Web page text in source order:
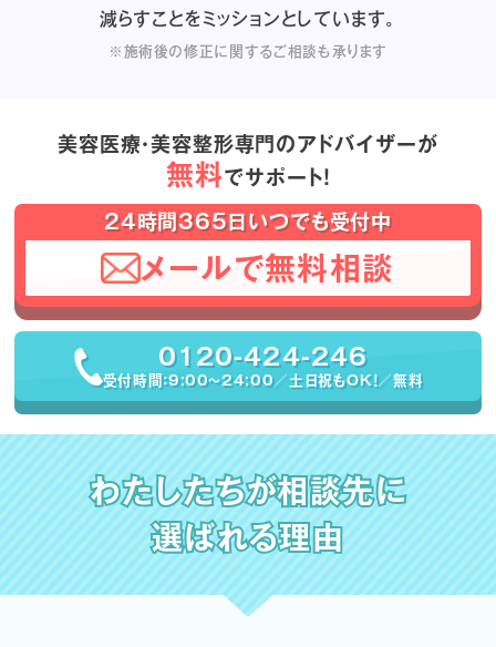
減らすことをミッションとしています。
※施術後の修正に関するご相談も承ります
美容医療・美容整形専門のアドバイザーが
無料でサポート！
24時間365日いつでも受付中
メールで無料相談
0120-424-246
受付時間：9:00〜24:00／土日祝もOK！／無料
わたしたちが相談先に
選ばれる理由